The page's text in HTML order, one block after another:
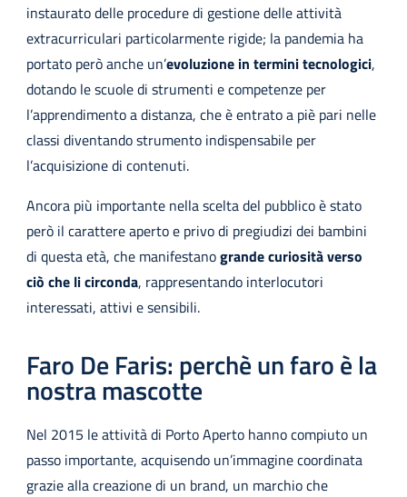
instaurato delle procedure di gestione delle attività
extracurriculari particolarmente rigide; la pandemia ha
portato però anche un’evoluzione in termini tecnologici,
dotando le scuole di strumenti e competenze per
l’apprendimento a distanza, che è entrato a piè pari nelle
classi diventando strumento indispensabile per
l’acquisizione di contenuti.
Ancora più importante nella scelta del pubblico è stato
però il carattere aperto e privo di pregiudizi dei bambini
di questa età, che manifestanogrande curiosità verso
ciò che li circonda, rappresentando interlocutori
interessati, attivi e sensibili.
Faro De Faris: perchè un faro è la
nostra mascotte
Nel 2015 le attività di Porto Aperto hanno compiuto un
passo importante, acquisendo un’immagine coordinata
grazie alla creazione di un brand, un marchio che